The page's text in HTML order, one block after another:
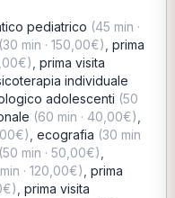
pediatrico (45 min ·
(30 min · 150,00€) prima
prima visita
individuale
adolescenti (50
(60 min · 40,00€)
ecografia (30 min
(50 min · 50,00€)
· 120,00€) prima
prima visita